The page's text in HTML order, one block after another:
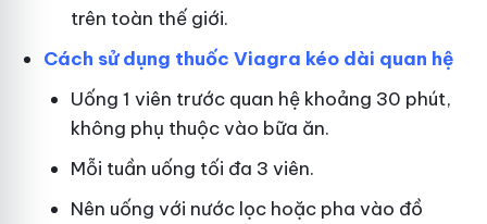
trên toàn thế giới.
Cách sử dụng thuốc Viagra kéo dài quan hệ
Uống 1 viên trước quan hệ khoảng 30 phút,
không phụ thuộc vào bữa ăn.
Mỗi tuần uống tối đa 3 viên.
Nên uống với nước lọc hoặc pha vào đồ